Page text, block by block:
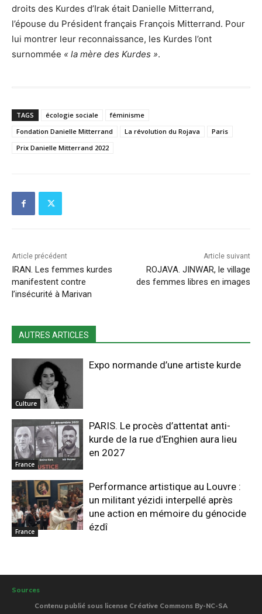
droits des Kurdes d’Irak était Danielle Mitterrand,
l’épouse du Président français François Mitterrand. Pour
lui montrer leur reconnaissance, les Kurdes l’ont
surnommée « la mère des Kurdes ».
TAGS écologie sociale
féminisme
Fondation Danielle Mitterrand
La révolution du Rojava
Paris
Prix Danielle Mitterrand 2022
Article précédent
IRAN. Les femmes kurdes
manifestent contre
l’insécurité à Marivan
Article suivant
ROJAVA. JINWAR, le village
des femmes libres en images
AUTRES ARTICLES
Culture
Expo normande d’une artiste kurde
France
PARIS. Le procès d’attentat anti-
kurde de la rue d’Enghien aura lieu
en 2027
France
Performance artistique au Louvre :
un militant yézidi interpellé après
une action en mémoire du génocide
ézdî
Sources
Contenu publié sous license Créative Commons By-NC-SA